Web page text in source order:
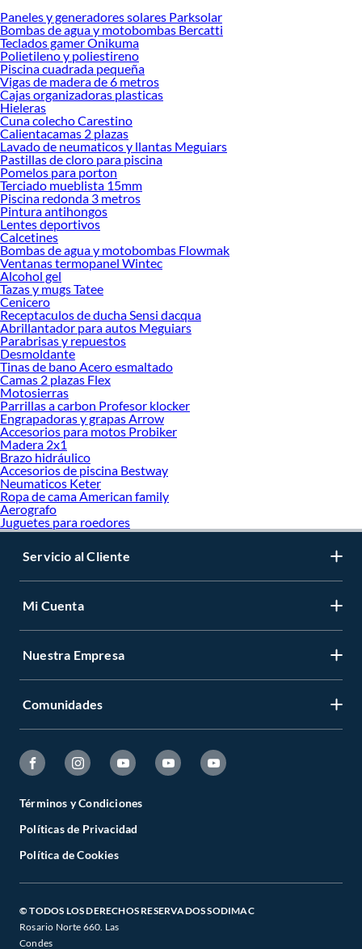
Desde remodelaciones hasta proyectos de decoración, estamos aquí para hacer
tus ideas realidad. ¡Visítanos y encuentra todo lo que tenemos para ofrecerte en
Parrillas a Carbón!
Explora la variedad de productos de Parrillas a Carbón en Sodimac
Herramientas, materiales y accesorios de calidad para tus proyectos y
renovación de espacios. ¡Visítanos y descubre todo lo que tenemos para
ofrecerte!
Encuentra una amplia variedad de productos de Parrillas a Carbón en Sodimac.
Encuentra todo lo necesario para tus proyectos de renovación y decoración.
¡Visítanos y haz tus ideas realidad!
Paneles y generadores solares Parksolar
Bombas de agua y motobombas Bercatti
Teclados gamer Onikuma
Polietileno y poliestireno
Piscina cuadrada pequeña
Vigas de madera de 6 metros
Cajas organizadoras plasticas
Hieleras
Cuna colecho Carestino
Calientacamas 2 plazas
Lavado de neumaticos y llantas Meguiars
Pastillas de cloro para piscina
Pomelos para porton
Terciado mueblista 15mm
Piscina redonda 3 metros
Pintura antihongos
Lentes deportivos
Calcetines
Bombas de agua y motobombas Flowmak
Ventanas termopanel Wintec
Alcohol gel
Tazas y mugs Tatee
Cenicero
Receptaculos de ducha Sensi dacqua
Abrillantador para autos Meguiars
Parabrisas y repuestos
Desmoldante
Tinas de bano Acero esmaltado
Camas 2 plazas Flex
Motosierras
Parrillas a carbon Profesor klocker
Engrapadoras y grapas Arrow
Accesorios para motos Probiker
Madera 2x1
Brazo hidráulico
Accesorios de piscina Bestway
Neumaticos Keter
Ropa de cama American family
Aerografo
Juguetes para roedores
Servicio al Cliente
Mi Cuenta
Nuestra Empresa
Comunidades
Términos y Condiciones
Políticas de Privacidad
Política de Cookies
© TODOS LOS DERECHOS RESERVADOS SODIMAC
Rosario Norte 660. Las
Condes